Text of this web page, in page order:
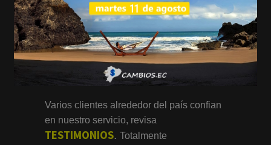
Varios clientes alrededor del país confian
en nuestro servicio, revisa
TESTIMONIOS. Totalmente